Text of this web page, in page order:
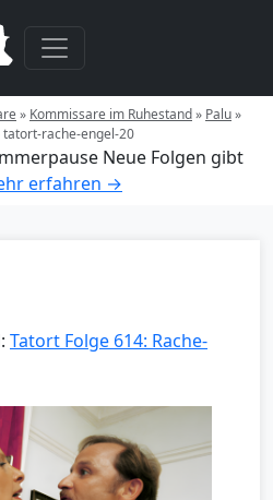
» Kommissare im Ruhestand» Palu»
tatort-rache-engel-20
Neue Folgen gibt
erfahren →
Tatort Folge 614: Rache-